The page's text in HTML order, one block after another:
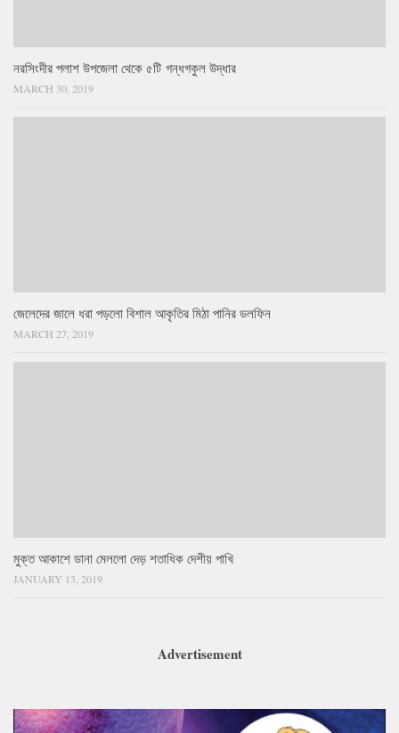
নরসিংদীর পলাশ উপজেলা থেকে ৫টি গন্ধগকুল উদ্ধার
MARCH 30, 2019
জেলেদের জালে ধরা পড়লো বিশাল আকৃতির মিঠা পানির ডলফিন
MARCH 27, 2019
মুক্ত আকাশে ডানা মেললো দেড় শতাধিক দেশীয় পাখি
JANUARY 13, 2019
Advertisement